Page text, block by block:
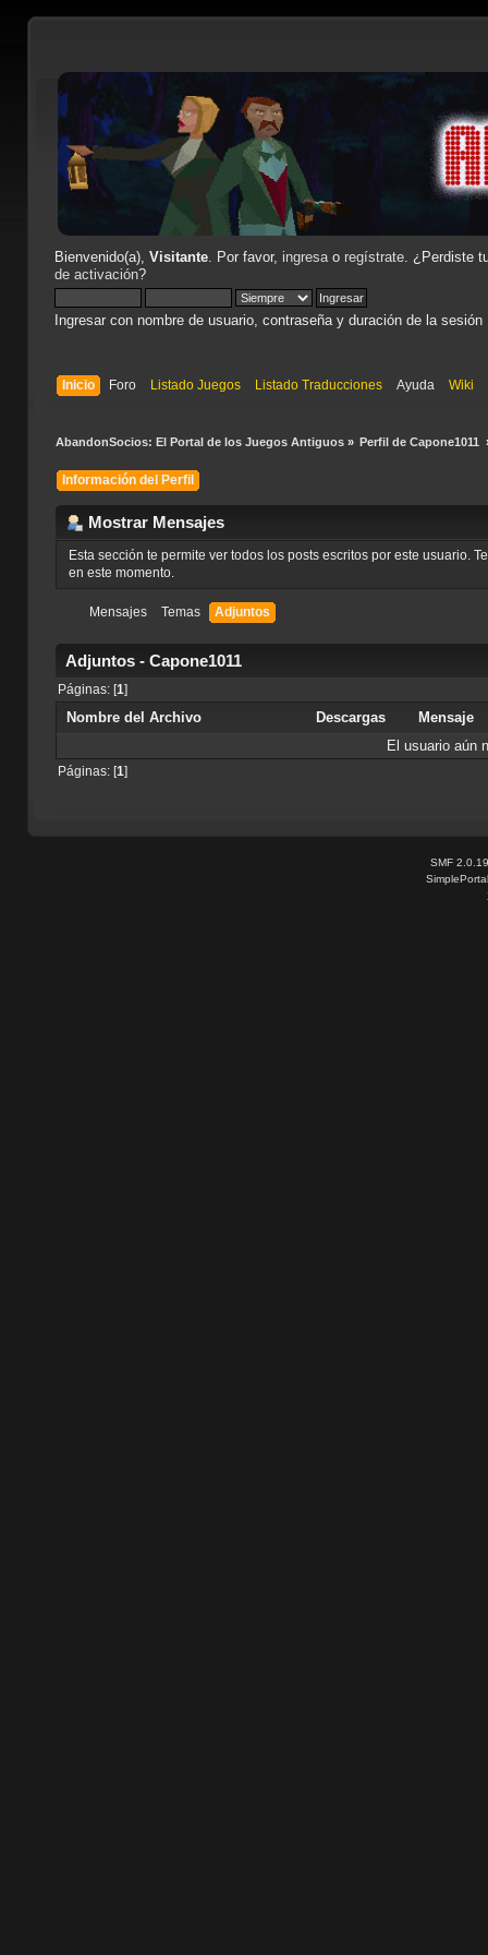
Bienvenido(a), Visitante. Por favor, ingresao regístrate. ¿Perdiste
de activación?
Ingresar con nombre de usuario, contraseña y duración de la sesión
Inicio Foro Listado Juegos Listado Traducciones Ayuda Wiki
AbandonSocios: El Portal de los Juegos Antiguos» Perfil de Capone1011
Información del Perfil
Mostrar Mensajes
Esta sección te permite ver todos los posts escritos por este usuario.
en este momento.
Mensajes Temas Adjuntos
Adjuntos - Capone1011
Páginas: [1]
Nombre del Archivo Descargas
Mensaje
El usuario aún
Páginas: [1]
SMF 2.0.19